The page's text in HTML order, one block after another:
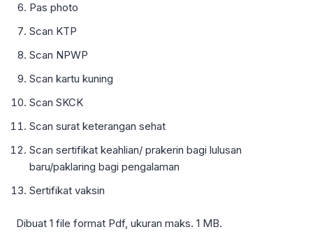
Pas photo
Scan KTP
Scan NPWP
Scan kartu kuning
Scan SKCK
Scan surat keterangan sehat
Scan sertifikat keahlian/ prakerin bagi lulusan
baru/paklaring bagi pengalaman
Sertifikat vaksin
Dibuat 1 file format Pdf, ukuran maks. 1 MB.